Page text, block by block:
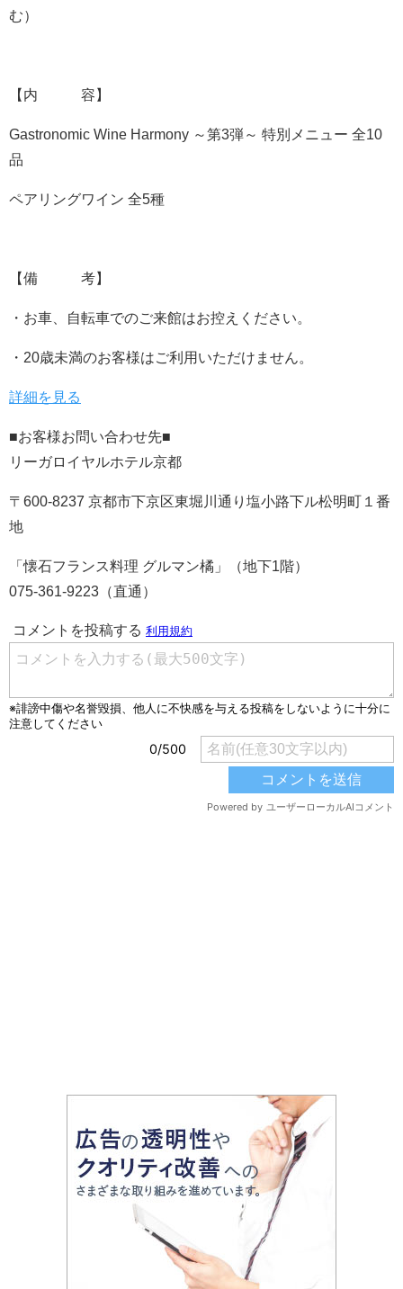
む）
【内 容】
Gastronomic Wine Harmony ～第3弾～ 特別メニュー 全10
品
ペアリングワイン 全5種
【備 考】
・お車、自転車でのご来館はお控えください。
・20歳未満のお客様はご利用いただけません。
詳細を見る
■お客様お問い合わせ先■
リーガロイヤルホテル京都
〒600‐8237 京都市下京区東堀川通り塩小路下ル松明町１番
地
「懐石フランス料理 グルマン橘」（地下1階）
075‐361‐9223（直通）